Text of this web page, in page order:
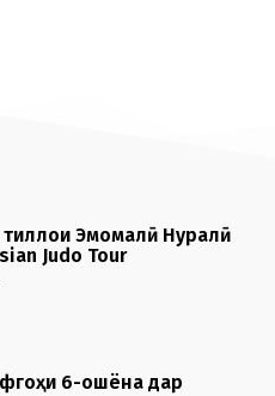
Эмомалӣ Нуралӣ
Judo Tour
6-ошёна дар